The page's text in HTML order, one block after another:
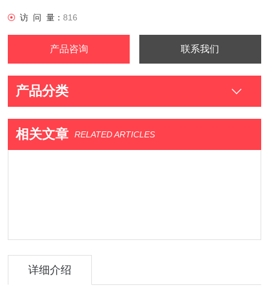
访 问 量：816
产品咨询 联系我们
产品分类
相关文章 RELATED ARTICLES
详细介绍